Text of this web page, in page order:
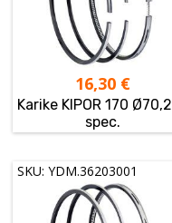
16,30 €
Karike KIPOR 170
spec.
SKU: YDM.36203001